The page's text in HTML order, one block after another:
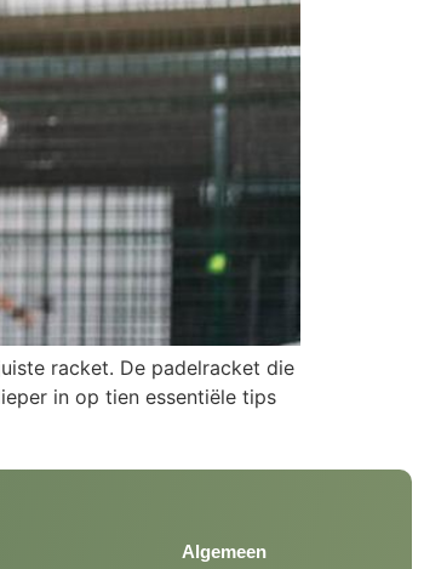
racket. De padelracket die
in op tien essentiële tips
Algemeen